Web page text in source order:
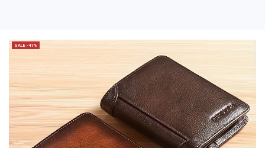
SALE -41%